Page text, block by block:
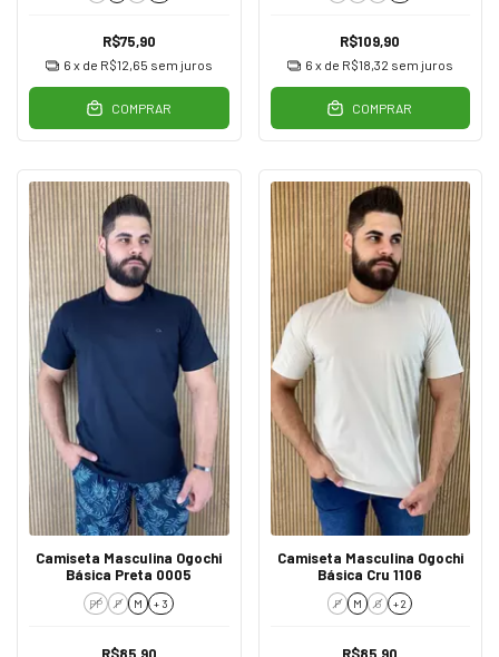
R$75,90
6 x de R$12,65 sem juros
COMPRAR
R$109,90
6 x de R$18,32 sem juros
COMPRAR
Camiseta Masculina Ogochi
Básica Preta 0005
PP P M + 3
R$85,90
Camiseta Masculina Ogochi
Básica Cru 1106
P M G + 2
R$85,90